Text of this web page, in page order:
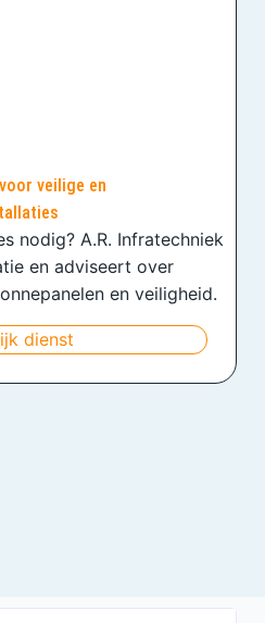
veilige en
nodig? A.R. Infratechniek
en adviseert over
en veiligheid.
dienst